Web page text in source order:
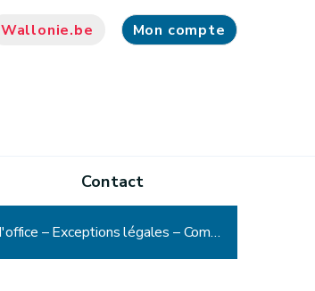
Wallonie.be Mon compte
Contact
CADA - Décision n° 26 : Commune – Demande de copies – Absence de réponse de la partie adverse – Communication d'office – Exceptions légales – Communication partielle